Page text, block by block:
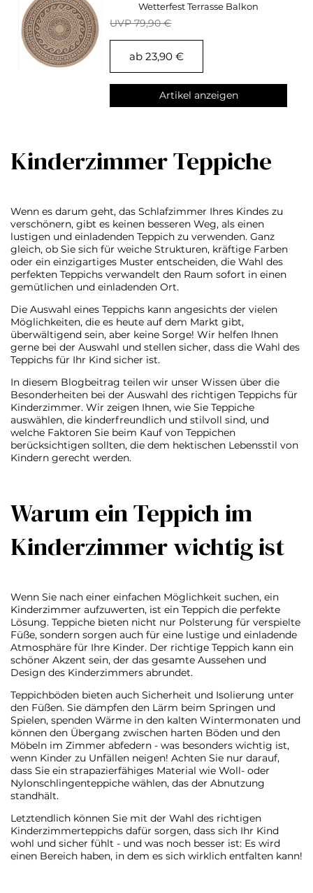
Wetterfest Terrasse Balkon
Küchenteppich
UVP 79,90 €
ab 23,90 €
Artikel anzeigen
Kinderzimmer Teppiche
Wenn es darum geht, das Schlafzimmer Ihres Kindes zu
verschönern, gibt es keinen besseren Weg, als einen
lustigen und einladenden Teppich zu verwenden. Ganz
gleich, ob Sie sich für weiche Strukturen, kräftige Farben
oder ein einzigartiges Muster entscheiden, die Wahl des
perfekten Teppichs verwandelt den Raum sofort in einen
gemütlichen und einladenden Ort.
Die Auswahl eines Teppichs kann angesichts der vielen
Möglichkeiten, die es heute auf dem Markt gibt,
überwältigend sein, aber keine Sorge! Wir helfen Ihnen
gerne bei der Auswahl und stellen sicher, dass die Wahl des
Teppichs für Ihr Kind sicher ist.
In diesem Blogbeitrag teilen wir unser Wissen über die
Besonderheiten bei der Auswahl des richtigen Teppichs für
Kinderzimmer. Wir zeigen Ihnen, wie Sie Teppiche
auswählen, die kinderfreundlich und stilvoll sind, und
welche Faktoren Sie beim Kauf von Teppichen
berücksichtigen sollten, die dem hektischen Lebensstil von
Kindern gerecht werden.
Warum ein Teppich im
Kinderzimmer wichtig ist
Wenn Sie nach einer einfachen Möglichkeit suchen, ein
Kinderzimmer aufzuwerten, ist ein Teppich die perfekte
Lösung. Teppiche bieten nicht nur Polsterung für verspielte
Füße, sondern sorgen auch für eine lustige und einladende
Atmosphäre für Ihre Kinder. Der richtige Teppich kann ein
schöner Akzent sein, der das gesamte Aussehen und
Design des Kinderzimmers abrundet.
Teppichböden bieten auch Sicherheit und Isolierung unter
den Füßen. Sie dämpfen den Lärm beim Springen und
Spielen, spenden Wärme in den kalten Wintermonaten und
können den Übergang zwischen harten Böden und den
Möbeln im Zimmer abfedern - was besonders wichtig ist,
wenn Kinder zu Unfällen neigen! Achten Sie nur darauf,
dass Sie ein strapazierfähiges Material wie Woll- oder
Nylonschlingenteppiche wählen, das der Abnutzung
standhält.
Letztendlich können Sie mit der Wahl des richtigen
Kinderzimmerteppichs dafür sorgen, dass sich Ihr Kind
wohl und sicher fühlt - und was noch besser ist: Es wird
einen Bereich haben, in dem es sich wirklich entfalten kann!